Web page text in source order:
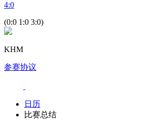
4:0
(0:0 1:0 3:0)
KHM
参赛协议
日历
比赛总结